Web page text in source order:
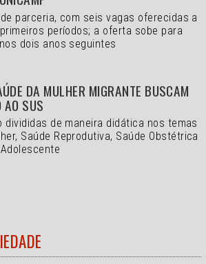
parceria, com seis vagas oferecidas a
períodos; a oferta sobe para
dois anos seguintes
DA MULHER MIGRANTE BUSCAM
SUS
divididas de maneira didática nos temas
Saúde Reprodutiva, Saúde Obstétrica